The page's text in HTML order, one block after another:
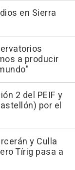
en Sierra
a producir
2 del PEIF y
por el
y Culla
Tírig pasa a